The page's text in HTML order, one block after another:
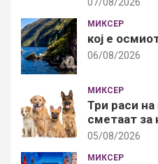
МИКСЕР
кој е
06/08/2026
МИКСЕР
Три раси
сметаат за
05/08/2026
МИКСЕР